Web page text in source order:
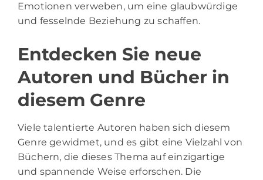
Emotionen verweben, um eine glaubwürdige
und fesselnde Beziehung zu schaffen.
Entdecken Sie neue
Autoren und Bücher in
diesem Genre
Viele talentierte Autoren haben sich diesem
Genre gewidmet, und es gibt eine Vielzahl von
Büchern, die dieses Thema auf einzigartige
und spannende Weise erforschen. Die